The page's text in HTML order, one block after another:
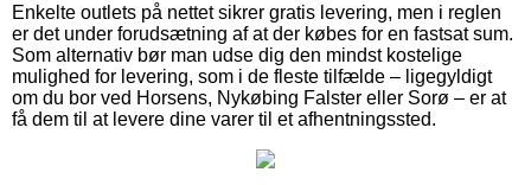
Enkelte outlets på nettet sikrer gratis levering, men i reglen
er det under forudsætning af at der købes for en fastsat sum.
Som alternativ bør man udse dig den mindst kostelige
mulighed for levering, som i de fleste tilfælde – ligegyldigt
om du bor ved Horsens, Nykøbing Falster eller Sorø – er at
få dem til at levere dine varer til et afhentningssted.